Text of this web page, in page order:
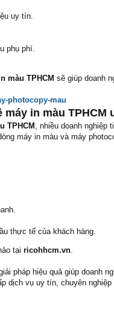
uy tín.
phụ phí.
màu TPHCM sẽ giúp doanh
photocopy-mau
in màu TPHCM
TPHCM, nhiều doanh
máy in màu và máy
thực tế của khách hàng.
tại ricohhcm.vn.
pháp hiệu quả giúp doanh
dịch vụ uy tín, chuyên